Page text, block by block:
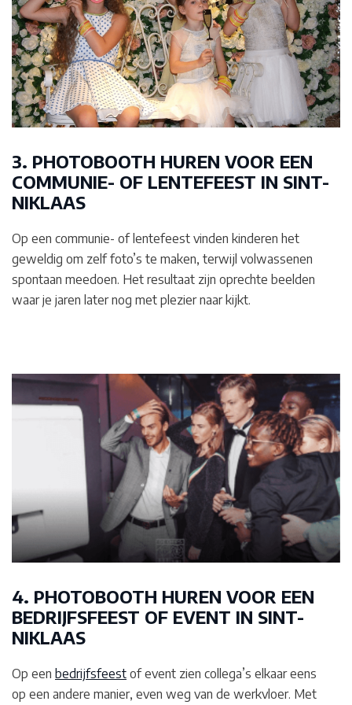
3. PHOTOBOOTH HUREN VOOR EEN
COMMUNIE- OF LENTEFEEST IN SINT-
NIKLAAS
Op een communie- of lentefeest vinden kinderen het
geweldig om zelf foto’s te maken, terwijl volwassenen
spontaan meedoen. Het resultaat zijn oprechte beelden
waar je jaren later nog met plezier naar kijkt.
4. PHOTOBOOTH HUREN VOOR EEN
BEDRIJFSFEEST OF EVENT IN SINT-
NIKLAAS
Op een bedrijfsfeest of event zien collega’s elkaar eens
op een andere manier, even weg van de werkvloer. Met